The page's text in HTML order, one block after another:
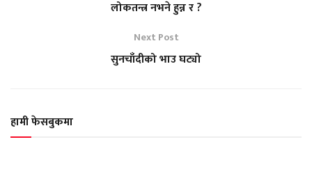
लोकतन्त्र नभने हुन्न र ?
Next Post
सुनचाँदीको भाउ घट्यो
हामी फेसबुकमा